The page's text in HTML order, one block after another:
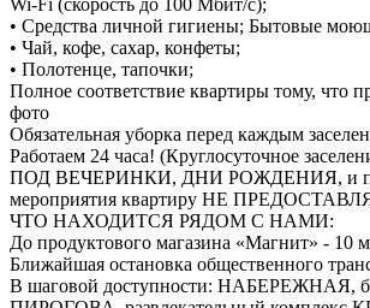
• Средства личной гигиены; Бытовые
• Чай, кофе, сахар, конфеты;
• Полотенце, тапочки;
Полное соответствие квартиры тому, что
фото
Обязательная уборка перед каждым
Работаем 24 часа! (Круглосуточное
ПОД ВЕЧЕРИНКИ, ДНИ РОЖДЕНИЯ, и
мероприятия квартиру НЕ
ЧТО НАХОДИТСЯ РЯДОМ С НАМИ:
До продуктового магазина «Магнит» - 10
Ближайшая остановка общественного
В шаговой доступности: НАБЕРЕЖНАЯ,